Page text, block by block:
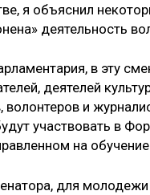
я объяснил
деятельность
в эту
деятелей
волонтеров и
участвовать в
на
для